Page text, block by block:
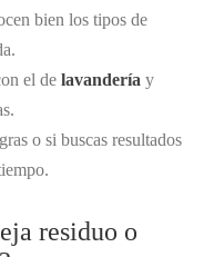
bien los tipos de
el de lavandería y
o si buscas resultados
residuo o